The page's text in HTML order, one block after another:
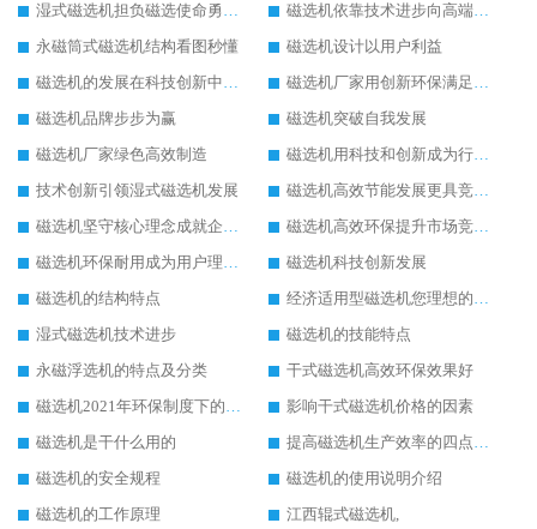
湿式磁选机担负磁选使命勇往直前
磁选机依靠技术进步向高端转型
永磁筒式磁选机结构看图秒懂
磁选机设计以用户利益
磁选机的发展在科技创新中成为焦点
磁选机厂家用创新环保满足市发展
磁选机品牌步步为赢
磁选机突破自我发展
磁选机厂家绿色高效制造
磁选机用科技和创新成为行业中的顶梁柱
技术创新引领湿式磁选机发展
磁选机高效节能发展更具竞争力
磁选机坚守核心理念成就企业辉煌
磁选机高效环保提升市场竞争力
磁选机环保耐用成为用户理想选择
磁选机科技创新发展
磁选机的结构特点
经济适用型磁选机您理想的选择
湿式磁选机技术进步
磁选机的技能特点
永磁浮选机的特点及分类
干式磁选机高效环保效果好
磁选机2021年环保制度下的发展出路
影响干式磁选机价格的因素
磁选机是干什么用的
提高磁选机生产效率的四点方法
磁选机的安全规程
磁选机的使用说明介绍
磁选机的工作原理
江西辊式磁选机,